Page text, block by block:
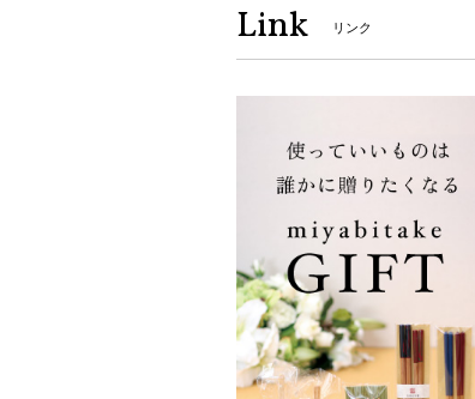
Link リンク